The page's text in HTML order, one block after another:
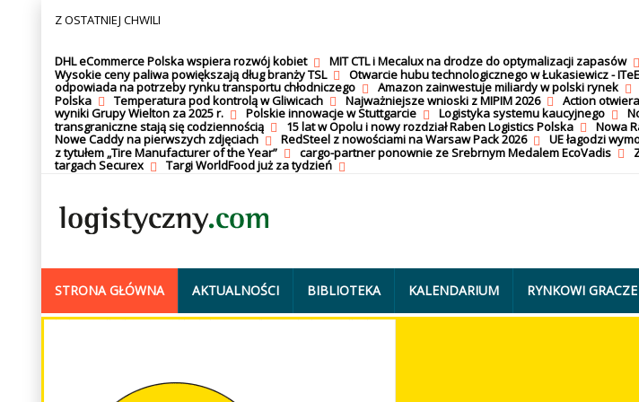
Z OSTATNIEJ CHWILI
DHL eCommerce Polska wspiera rozwój kobiet MIT CTL i Mecalux na drodze do optymalizacji zapasów
Wysokie ceny paliwa powiększają dług branży TSL
Otwarcie hubu technologicznego w Łukasiewicz - ITeE
odpowiada na potrzeby rynku transportu chłodniczego
Amazon zainwestuje miliardy w polski rynek
Polska
Temperatura pod kontrolą w Gliwicach Najważniejsze wnioski z MIPIM 2026 Action
wyniki Grupy Wielton za 2025 r.
Polskie innowacje w Stuttgarcie Logistyka systemu kaucyjnego
transgraniczne stają się codziennością
15 lat w Opolu i nowy rozdział Raben Logistics Polska Nowa
Nowe Caddy na pierwszych zdjęciach
RedSteel z nowościami na Warsaw Pack 2026 UE łagodzi
z tytułem „Tire Manufacturer of the Year”
cargo-partner ponownie ze Srebrnym Medalem EcoVadis
targach Securex
Targi WorldFood już za tydzień
STRONA GŁÓWNA AKTUALNOŚCI BIBLIOTEKA KALENDARIUM RYNKOWI GRACZE